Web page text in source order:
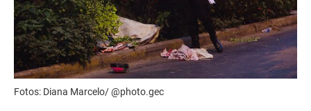
Fotos: Diana Marcelo/ @photo.gec